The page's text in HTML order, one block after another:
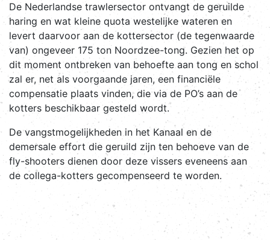
De Nederlandse trawlersector ontvangt de geruilde
haring en wat kleine quota westelijke wateren en
levert daarvoor aan de kottersector (de tegenwaarde
van) ongeveer 175 ton Noordzee-tong. Gezien het op
dit moment ontbreken van behoefte aan tong en schol
zal er, net als voorgaande jaren, een financiële
compensatie plaats vinden, die via de PO’s aan de
kotters beschikbaar gesteld wordt.
De vangstmogelijkheden in het Kanaal en de
demersale effort die geruild zijn ten behoeve van de
fly-shooters dienen door deze vissers eveneens aan
de collega-kotters gecompenseerd te worden.